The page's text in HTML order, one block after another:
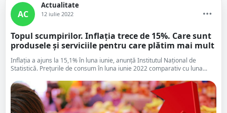
AC
Actualitate
12 iulie 2022
Topul scumpirilor. Inflația trece de 15%. Care sunt
produsele și serviciile pentru care plătim mai mult
Inflația a ajuns la 15,1% în luna iunie, anunță Institutul Național de
Statistică. Preţurile de consum în luna iunie 2022 comparativ cu luna...